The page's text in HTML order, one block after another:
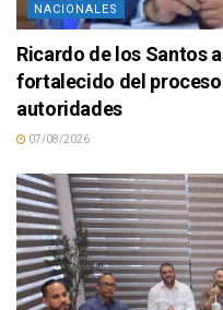
NACIONALES
Ricardo de los Santos
fortalecido del
autoridades
07/08/2026